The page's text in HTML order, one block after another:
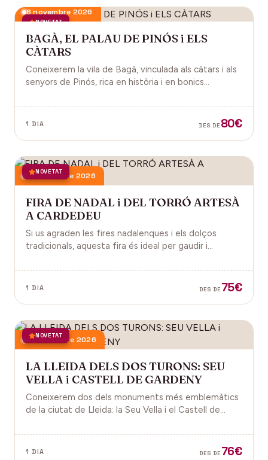
NOVETAT
8 novembre 2026
BAGÀ, EL PALAU DE PINÓS i ELS
CÀTARS
Coneixerem la vila de Bagà, vinculada als càtars i als
senyors de Pinós, rica en història i en bonics
1 DIA DES DE 80€
NOVETAT
13 desembre 2026
FIRA DE NADAL i DEL TORRÓ ARTESÀ
A CARDEDEU
Si us agraden les fires nadalenques i els dolços
tradicionals, aquesta fira és ideal per gaudir i
1 DIA DES DE 75€
NOVETAT
21 novembre 2026
LA LLEIDA DELS DOS TURONS: SEU
VELLA i CASTELL DE GARDENY
Coneixerem dos dels monuments més emblemàtics
de la ciutat de Lleida: la Seu Vella i el Castell de
1 DIA DES DE 76€